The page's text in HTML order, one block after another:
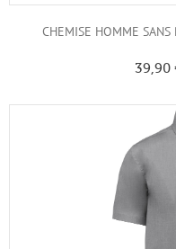
CHEMISE HOMME SANS
39,90